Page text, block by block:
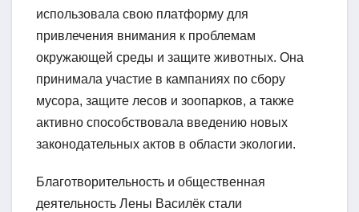
использовала свою платформу для
привлечения внимания к проблемам
окружающей среды и защите животных. Она
принимала участие в кампаниях по сбору
мусора, защите лесов и зоопарков, а также
активно способствовала введению новых
законодательных актов в области экологии.
Благотворительность и общественная
деятельность Лены Василёк стали